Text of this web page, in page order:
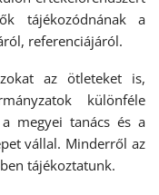
tájékozódnának a
referenciájáról.
az ötleteket is,
különféle
megyei tanács és a
vállal. Minderről az
tájékoztatunk.